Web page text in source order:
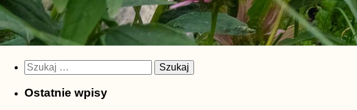
Szukaj:
Ostatnie wpisy